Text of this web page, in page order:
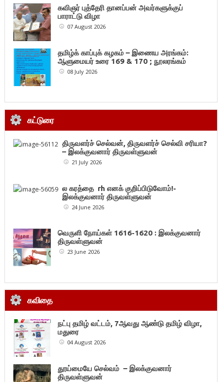
கவிஞர் புத்தேரி தானப்பன் அவர்களுக்குப்
பாராட்டு விழா
07 August 2026
தமிழ்க் காப்புக் கழகம் – இணைய அரங்கம்:
ஆளுமையர் உரை 169 & 170 ; நூலரங்கம்
08 July 2026
கட்டுரை
திருவளர்ச் செல்வன், திருவளர்ச் செல்வி சரியா?
– இலக்குவனார் திருவள்ளுவன்
21 July 2026
ல கரத்தை rh எனக் குறிப்பிடுவோம்!-
இலக்குவனார் திருவள்ளுவன்
24 June 2026
வெருளி நோய்கள் 1616-1620 : இலக்குவனார்
திருவள்ளுவன்
23 June 2026
கவிதை
நட்பு தமிழ் வட்டம், 7ஆவது ஆண்டு தமிழ் விழா,
மதுரை
04 August 2026
தூய்மையே செல்வம் – இலக்குவனார்
திருவள்ளுவன்